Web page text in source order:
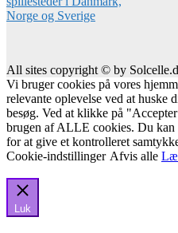
All sites copyright © by
Vi bruger cookies på vores
relevante oplevelse ved at huske
besøg. Ved at klikke på
brugen af ALLE cookies. Du
for at give et kontrolleret
Cookie-indstillinger Afvis alle
Luk